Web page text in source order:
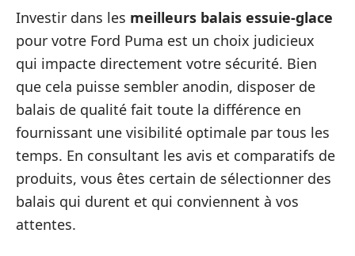
Investir dans les meilleurs balais essuie-glace
pour votre Ford Puma est un choix judicieux
qui impacte directement votre sécurité. Bien
que cela puisse sembler anodin, disposer de
balais de qualité fait toute la différence en
fournissant une visibilité optimale par tous les
temps. En consultant les avis et comparatifs de
produits, vous êtes certain de sélectionner des
balais qui durent et qui conviennent à vos
attentes.